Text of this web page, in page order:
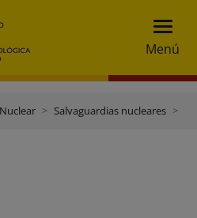
Menú
Salvaguardias nucleares